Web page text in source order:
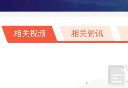
相关视频 相关资讯